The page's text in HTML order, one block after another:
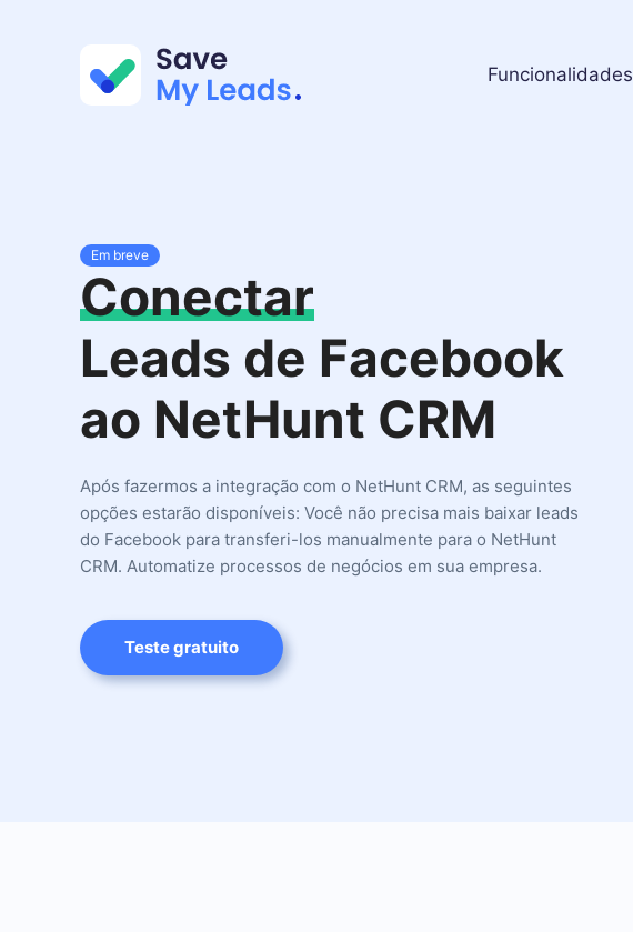
Funcionalidades
Em breve
Conectar
Leads de Facebook
ao NetHunt CRM
Após fazermos a integração com o NetHunt CRM, as seguintes
opções estarão disponíveis: Você não precisa mais baixar leads
do Facebook para transferi-los manualmente para o NetHunt
CRM. Automatize processos de negócios em sua empresa.
Teste gratuito